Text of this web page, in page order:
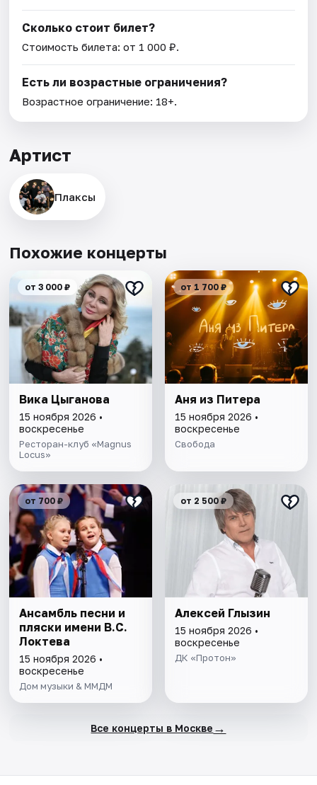
Сколько стоит билет?
Стоимость билета: от 1 000 ₽.
Есть ли возрастные ограничения?
Возрастное ограничение: 18+.
Артист
Плаксы
Похожие концерты
от 3 000 ₽
Вика Цыганова
15 ноября 2026 •
воскресенье
Ресторан-клуб «Magnus
Locus»
от 1 700 ₽
Аня из Питера
15 ноября 2026 •
воскресенье
Свобода
от 700 ₽
Ансамбль песни и
пляски имени В.С.
Локтева
15 ноября 2026 •
воскресенье
Дом музыки & ММДМ
от 2 500 ₽
Алексей Глызин
15 ноября 2026 •
воскресенье
ДК «Протон»
Все концерты в Москве →